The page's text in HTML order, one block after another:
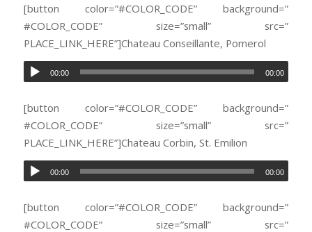
[button color=”#COLOR_CODE” background=”
#COLOR_CODE” size=”small” src=”
PLACE_LINK_HERE”]Chateau Conseillante, Pomerol
00:00 00:00
[button color=”#COLOR_CODE” background=”
#COLOR_CODE” size=”small” src=”
PLACE_LINK_HERE”]Chateau Corbin, St. Emilion
00:00 00:00
[button color=”#COLOR_CODE” background=”
#COLOR_CODE” size=”small” src=”